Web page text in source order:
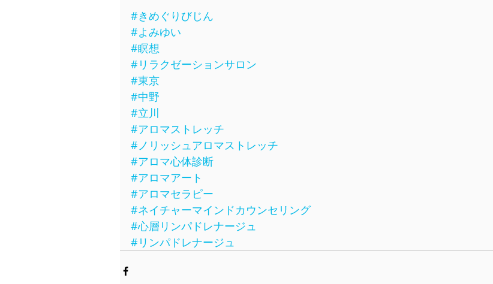
#きめぐりびじん
#よみゆい
#瞑想
#リラクゼーションサロン
#東京
#中野
#立川
#アロマストレッチ
#ノリッシュアロマストレッチ
#アロマ心体診断
#アロマアート
#アロマセラピー
#ネイチャーマインドカウンセリング
#心層リンパドレナージュ
#リンパドレナージュ